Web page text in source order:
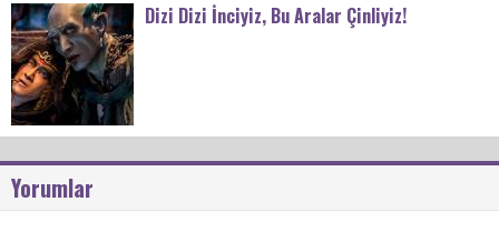
Dizi Dizi İnciyiz, Bu Aralar Çinliyiz!
Yorumlar